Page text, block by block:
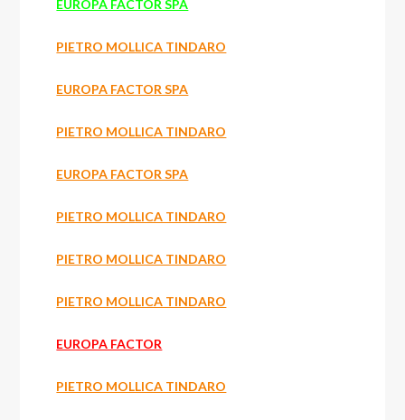
EUROPA FACTOR SPA
PIETRO MOLLICA TINDARO
EUROPA FACTOR SPA
PIETRO MOLLICA TINDARO
EUROPA FACTOR SPA
PIETRO MOLLICA TINDARO
PIETRO MOLLICA TINDARO
PIETRO MOLLICA TINDARO
EUROPA FACTOR
PIETRO MOLLICA TINDARO